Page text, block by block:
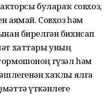
булараҡ совхоз,
аямай. Совхоз һәм
бирелгән бихисап
хаттары уның
гүзәл һәм
хаҡлы ялға
үткәнлеге